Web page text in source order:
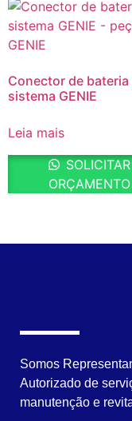
Conector de bateria
sistema GENIE
Leia mais
SOLICITAR
ORÇAMENTO
Somos
Autorizado de
manutenção e